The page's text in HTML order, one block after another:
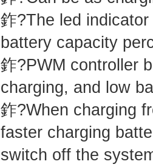
鈼?The led
battery capacity
鈼?PWM controller
charging, and low
鈼?When charging
faster charging
switch off the